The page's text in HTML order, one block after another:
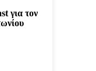
για τον